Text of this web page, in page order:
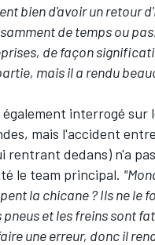
bien d'avoir un retour
de temps ou
de façon
mais il a rendu
interrogé sur
mais l'accident
rentrant dedans) n'a
le team principal.
la chicane ? Ils ne le
pneus et les freins sont
une erreur, donc il